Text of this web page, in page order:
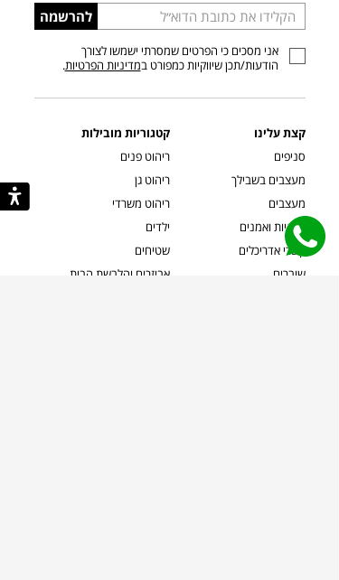
הכניסו
כתובת
דוא”ל
להרשמה
אני מסכים כי הפרטים שמסרתי ישמשו לצורך
הודעות/תכן שיווקיות כמפורט במדיניות הפרטיות.
קצת עלינו
סניפים
מעצבים בשבילך
מעצבים
אמניות ואמנים
קשרי אדריכלים
שוברים
קטגוריות מובילות
ריהוט פנים
ריהוט גן
ריהוט משרדי
ילדים
שטיחים
אביזרים והלבשת הבית